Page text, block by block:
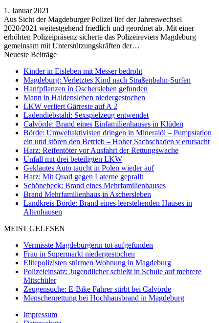
1. Januar 2021
Aus Sicht der Magdeburger Polizei lief der Jahreswechsel
2020/2021 weitestgehend friedlich und geordnet ab. Mit einer
erhöhten Polizeipräsenz sicherte das Polizeireviers Magdeburg
gemeinsam mit Unterstützungskräften der…
Neueste Beiträge
Kinder in Eisleben mit Messer bedroht
Magdeburg: Verletztes Kind nach Straßenbahn-Surfen
Hanfpflanzen in Oschersleben gefunden
Mann in Haldensleben niedergestochen
LKW verliert Gärreste auf A 2
Ladendiebstahl: Sexspielzeug entwendet
Calvörde: Brand eines Einfamilienhauses in Klüden
Börde: Umweltaktivisten dringen in Mineralöl – Pumpstation
ein und stören den Betrieb – Hoher Sachschaden v erursacht
Harz: Reifentöter vor Ausfahrt der Rettungswache
Unfall mit drei beteiligten LKW
Geklautes Auto taucht in Polen wieder auf
Harz: Mit Quad gegen Laterne geprallt
Schönebeck: Brand eines Mehrfamilienhauses
Brand Mehrfamilienhaus in Aschersleben
Landkreis Börde: Brand eines leerstehenden Hauses in
Altenhausen
MEIST GELESEN
Vermisste Magdeburgerin tot aufgefunden
Frau in Supermarkt niedergestochen
Elitepolizisten stürmen Wohnung in Magdeburg
Polizeieinsatz: Jugendlicher schießt in Schule auf mehrere
Mitschüler
Zeugensuche: E-Bike Fahrer stirbt bei Calvörde
Menschenrettung bei Hochhausbrand in Magdeburg
Impressum